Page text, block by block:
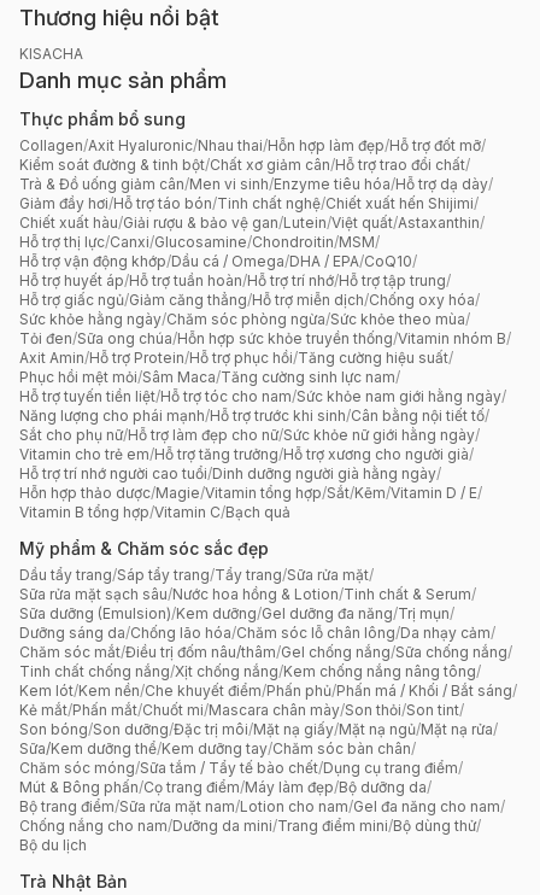
Thương hiệu nổi bật
KISACHA
Danh mục sản phẩm
Thực phẩm bổ sung
Collagen/Axit Hyaluronic/Nhau thai/Hỗn hợp làm đẹp/Hỗ trợ đốt mỡ/
Kiểm soát đường & tinh bột/Chất xơ giảm cân/Hỗ trợ trao đổi chất/
Trà & Đồ uống giảm cân/Men vi sinh/Enzyme tiêu hóa/Hỗ trợ dạ dày/
Giảm đầy hơi/Hỗ trợ táo bón/Tinh chất nghệ/Chiết xuất hến Shijimi/
Chiết xuất hàu/Giải rượu & bảo vệ gan/Lutein/Việt quất/Astaxanthin/
Hỗ trợ thị lực/Canxi/Glucosamine/Chondroitin/MSM/
Hỗ trợ vận động khớp/Dầu cá / Omega/DHA / EPA/CoQ10/
Hỗ trợ huyết áp/Hỗ trợ tuần hoàn/Hỗ trợ trí nhớ/Hỗ trợ tập trung/
Hỗ trợ giấc ngủ/Giảm căng thẳng/Hỗ trợ miễn dịch/Chống oxy hóa/
Sức khỏe hằng ngày/Chăm sóc phòng ngừa/Sức khỏe theo mùa/
Tỏi đen/Sữa ong chúa/Hỗn hợp sức khỏe truyền thống/Vitamin nhóm B/
Axit Amin/Hỗ trợ Protein/Hỗ trợ phục hồi/Tăng cường hiệu suất/
Phục hồi mệt mỏi/Sâm Maca/Tăng cường sinh lực nam/
Hỗ trợ tuyến tiền liệt/Hỗ trợ tóc cho nam/Sức khỏe nam giới hằng ngày/
Năng lượng cho phái mạnh/Hỗ trợ trước khi sinh/Cân bằng nội tiết tố/
Sắt cho phụ nữ/Hỗ trợ làm đẹp cho nữ/Sức khỏe nữ giới hằng ngày/
Vitamin cho trẻ em/Hỗ trợ tăng trưởng/Hỗ trợ xương cho người già/
Hỗ trợ trí nhớ người cao tuổi/Dinh dưỡng người già hằng ngày/
Hỗn hợp thảo dược/Magie/Vitamin tổng hợp/Sắt/Kẽm/Vitamin D / E/
Vitamin B tổng hợp/Vitamin C/Bạch quả
Mỹ phẩm & Chăm sóc sắc đẹp
Dầu tẩy trang/Sáp tẩy trang/Tẩy trang/Sữa rửa mặt/
Sữa rửa mặt sạch sâu/Nước hoa hồng & Lotion/Tinh chất & Serum/
Sữa dưỡng (Emulsion)/Kem dưỡng/Gel dưỡng đa năng/Trị mụn/
Dưỡng sáng da/Chống lão hóa/Chăm sóc lỗ chân lông/Da nhạy cảm/
Chăm sóc mắt/Điều trị đốm nâu/thâm/Gel chống nắng/Sữa chống nắng/
Tinh chất chống nắng/Xịt chống nắng/Kem chống nắng nâng tông/
Kem lót/Kem nền/Che khuyết điểm/Phấn phủ/Phấn má / Khối / Bắt sáng/
Kẻ mắt/Phấn mắt/Chuốt mi/Mascara chân mày/Son thỏi/Son tint/
Son bóng/Son dưỡng/Đặc trị môi/Mặt nạ giấy/Mặt nạ ngủ/Mặt nạ rửa/
Sữa/Kem dưỡng thể/Kem dưỡng tay/Chăm sóc bàn chân/
Chăm sóc móng/Sữa tắm / Tẩy tế bào chết/Dụng cụ trang điểm/
Mút & Bông phấn/Cọ trang điểm/Máy làm đẹp/Bộ dưỡng da/
Bộ trang điểm/Sữa rửa mặt nam/Lotion cho nam/Gel đa năng cho nam/
Chống nắng cho nam/Dưỡng da mini/Trang điểm mini/Bộ dùng thử/
Bộ du lịch
Trà Nhật Bản